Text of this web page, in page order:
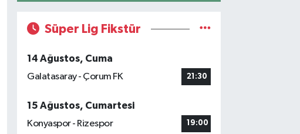
Süper Lig Fikstür
14 Ağustos, Cuma
Galatasaray - Çorum FK
21:30
15 Ağustos, Cumartesi
Konyaspor - Rizespor
19:00